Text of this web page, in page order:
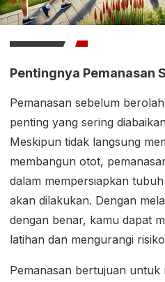
Pentingnya Pemanasan
Pemanasan sebelum
penting yang sering
Meskipun tidak langsung
membangun otot,
dalam mempersiapkan
akan dilakukan. Dengan
dengan benar, kamu dapat
latihan dan mengurangi
Pemanasan bertujuan